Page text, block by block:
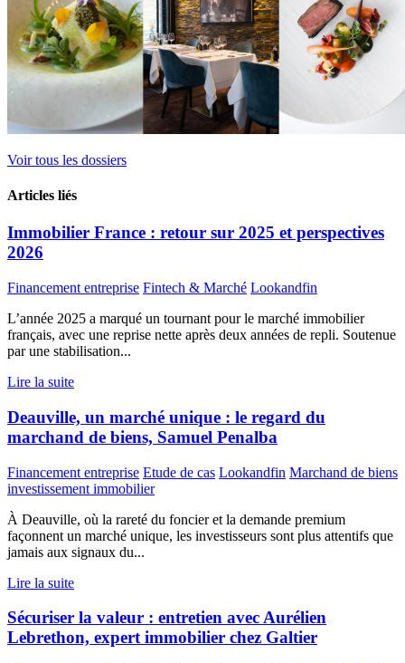
Voir tous les dossiers
Articles liés
Immobilier France : retour sur 2025 et perspectives
2026
Financement entreprise Fintech & Marché Lookandfin
L’année 2025 a marqué un tournant pour le marché immobilier
français, avec une reprise nette après deux années de repli. Soutenue
par une stabilisation...
Lire la suite
Deauville, un marché unique : le regard du
marchand de biens, Samuel Penalba
Financement entreprise Etude de cas Lookandfin Marchand de biens
investissement immobilier
À Deauville, où la rareté du foncier et la demande premium
façonnent un marché unique, les investisseurs sont plus attentifs que
jamais aux signaux du...
Lire la suite
Sécuriser la valeur : entretien avec Aurélien
Lebrethon, expert immobilier chez Galtier